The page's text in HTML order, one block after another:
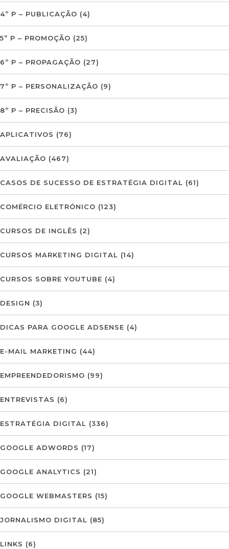
4º P – PUBLICAÇÃO (4)
5º P – PROMOÇÃO (25)
6º P – PROPAGAÇÃO (27)
7º P – PERSONALIZAÇÃO (9)
8º P – PRECISÃO (3)
APLICATIVOS (76)
AVALIAÇÃO (467)
CASOS DE SUCESSO DE ESTRATÉGIA DIGITAL (61)
COMÉRCIO ELETRÓNICO (123)
CURSOS DE INGLÊS (2)
CURSOS MARKETING DIGITAL (14)
CURSOS SOBRE YOUTUBE (4)
DESIGN (3)
DICAS PARA GOOGLE ADSENSE (4)
E-MAIL MARKETING (44)
EMPREENDEDORISMO (99)
ENTREVISTAS (6)
ESTRATÉGIA DIGITAL (336)
GOOGLE ADWORDS (17)
GOOGLE ANALYTICS (21)
GOOGLE WEBMASTERS (15)
JORNALISMO DIGITAL (85)
LINKS (6)